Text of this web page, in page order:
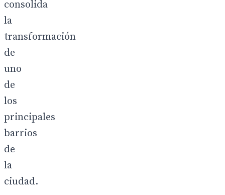
consolida
la
transformación
de
uno
de
los
principales
barrios
de
la
ciudad.